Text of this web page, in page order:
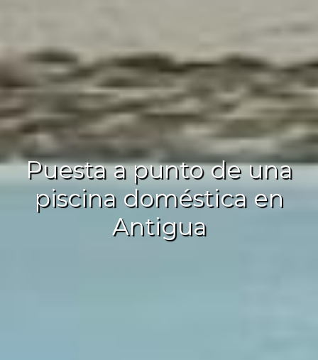
Puesta a punto de una
piscina doméstica en
Antigua